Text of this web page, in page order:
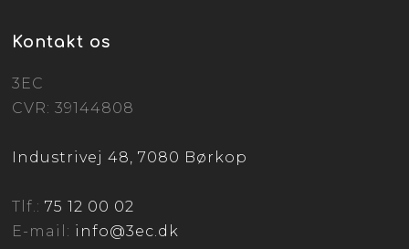
Kontakt os
3EC
CVR: 39144808
Industrivej 48, 7080 Børkop
Tlf.: 75 12 00 02
E-mail: info@3ec.dk